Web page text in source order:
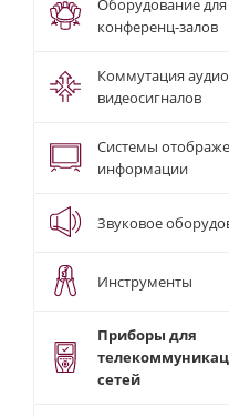
Оборудование для
конференц-залов
Коммутация
видеосигналов
Системы
информации
Звуковое
Инструменты
Приборы для
сетей